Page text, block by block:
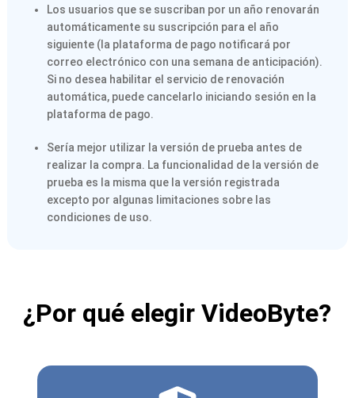
Los usuarios que se suscriban por un año renovarán
automáticamente su suscripción para el año
siguiente (la plataforma de pago notificará por
correo electrónico con una semana de anticipación).
Si no desea habilitar el servicio de renovación
automática, puede cancelarlo iniciando sesión en la
plataforma de pago.
Sería mejor utilizar la versión de prueba antes de
realizar la compra. La funcionalidad de la versión de
prueba es la misma que la versión registrada
excepto por algunas limitaciones sobre las
condiciones de uso.
¿Por qué elegir VideoByte?